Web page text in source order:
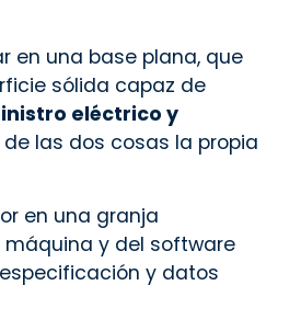
en una base plana, que
sólida capaz de
eléctrico y
las dos cosas la propia
en una granja
máquina y del software
y datos